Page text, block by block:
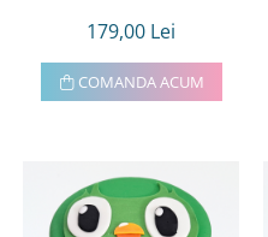
179,00 Lei
COMANDA ACUM